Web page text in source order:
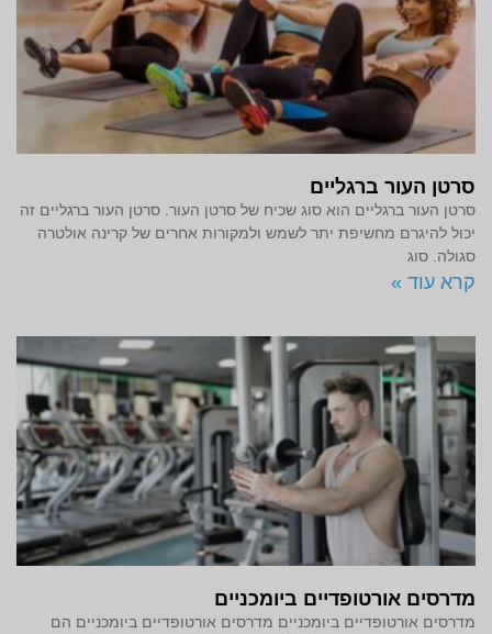
סרטן העור ברגליים
סרטן העור ברגליים הוא סוג שכיח של סרטן העור. סרטן העור ברגליים זה
יכול להיגרם מחשיפת יתר לשמש ולמקורות אחרים של קרינה אולטרה
סגולה. סוג
קרא עוד »
מדרסים אורטופדיים ביומכניים
מדרסים אורטופדיים ביומכניים מדרסים אורטופדיים ביומכניים הם